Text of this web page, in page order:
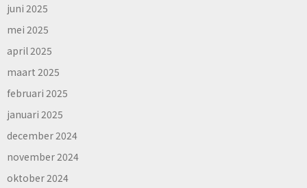
juni 2025
mei 2025
april 2025
maart 2025
februari 2025
januari 2025
december 2024
november 2024
oktober 2024